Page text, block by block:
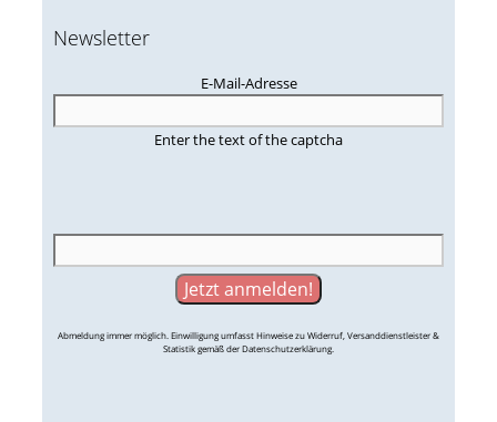
Newsletter
E-Mail-Adresse
Enter the text of the captcha
Abmeldung immer möglich. Einwilligung umfasst Hinweise zu Widerruf, Versanddienstleister &
Statistik gemäß der Datenschutzerklärung.